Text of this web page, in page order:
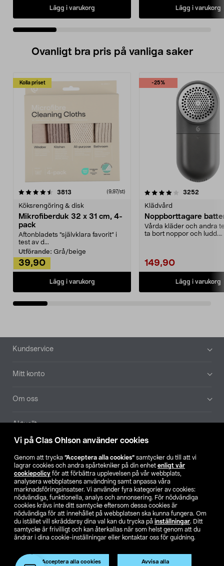
Vi på Clas Ohlson använder cookies
Genom att trycka ”Acceptera alla cookies” samtycker du till att vi
lagrar cookies och andra spårtekniker på din enhet enligt vår
cookiepolicy för att förbättra upplevelsen på vår webbplats,
analysera webbplatsens användning samt anpassa våra
marknadsföringsinsatser. Vi använder fyra kategorier av cookies:
nödvändiga, funktionella, analys och annonsering. För nödvändiga
cookies krävs inte ditt samtycke eftersom dessa cookies är
nödvändiga för att innehållet på webbplatsen ska kunna fungera. Om
du istället vill skräddarsy dina val kan du trycka på inställningar. Ditt
samtycke är frivilligt och kan återkallas när som helst genom att du
ändrar i dina cookie-inställningar eller kontaktar oss för guidning.
Acceptera alla cookies Avvisa alla
Lägg i varukorg Lägg i varukorg
Ovanligt bra pris på vanliga saker
Kolla priset
3813 (9,97/st)
Köksrengöring & disk
Mikrofiberduk 32 x 31 cm, 4-
pack
Aftonbladets "självklara favorit” i
test av d...
Utförande: Grå/beige
39,90
Lägg i varukorg
-25%
4.0av 5 stjärnor 3252
Klädvård
Noppborttagare
Vårda kläder och andra
ta bort noppor och ludd.
149,90
Lägg i varukorg
4.5av 5 stjärnor
Sidfot
Kundservice
Mitt konto
Om oss
Aktuellt
Hitta butik
SE NO FI
Köpvillkor Privacy statement Klubbvillkor För företag